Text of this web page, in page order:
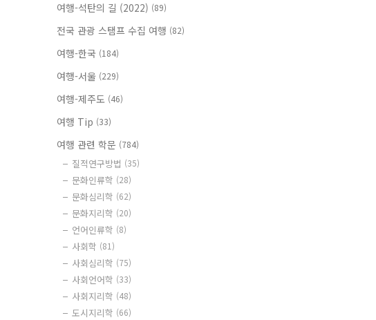
여행-석탄의 길 (2022) (89)
전국 관광 스탬프 수집 여행 (82)
여행-한국 (184)
여행-서울 (229)
여행-제주도 (46)
여행 Tip (33)
여행 관련 학문 (784)
질적연구방법 (35)
문화인류학 (28)
문화심리학 (62)
문화지리학 (20)
언어인류학 (8)
사회학 (81)
사회심리학 (75)
사회언어학 (33)
사회지리학 (48)
도시지리학 (66)